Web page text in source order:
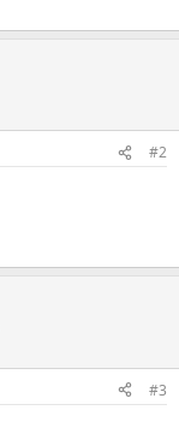
#2
#3